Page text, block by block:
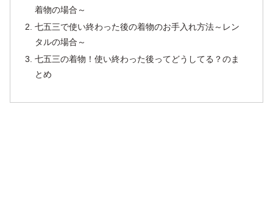
着物の場合～
七五三で使い終わった後の着物のお手入れ方法～レン
タルの場合～
七五三の着物！使い終わった後ってどうしてる？のま
とめ